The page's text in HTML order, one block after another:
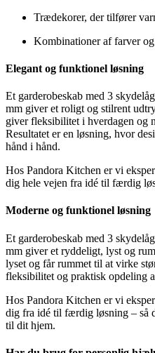
Trædekorer, der tilfører
Kombinationer af farver
Elegant og funktionel løsning
Et garderobeskab med 3
mm giver et roligt og stilrent
giver fleksibilitet i hverdagen og
Resultatet er en løsning, hvor
hånd i hånd.
Hos Pandora Kitchen er vi
dig hele vejen fra idé til færdig
Moderne og funktionel løsning
Et garderobeskab med 3
mm giver et ryddeligt, lyst og
lyset og får rummet til at virke
fleksibilitet og praktisk opdeling
Hos Pandora Kitchen er vi
dig fra idé til færdig løsning – så
til dit hjem.